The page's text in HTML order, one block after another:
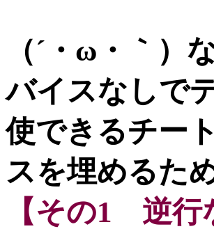
（´・ω・｀）
バイスなしで
使できるチー
スを埋めるた
【その1 逆行